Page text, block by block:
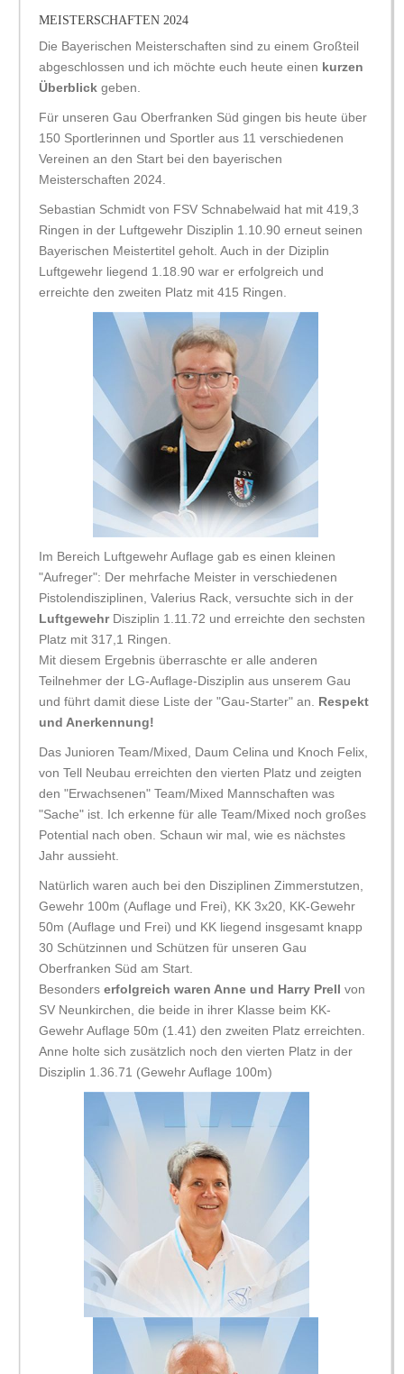
MEISTERSCHAFTEN 2024
Die Bayerischen Meisterschaften sind zu einem Großteil
abgeschlossen und ich möchte euch heute einen kurzen
Überblickgeben.
Für unseren Gau Oberfranken Süd gingen bis heute über
150 Sportlerinnen und Sportler aus 11 verschiedenen
Vereinen an den Start bei den bayerischen
Meisterschaften 2024.
Sebastian Schmidt von FSV Schnabelwaid hat mit 419,3
Ringen in der Luftgewehr Disziplin 1.10.90 erneut seinen
Bayerischen Meistertitel geholt. Auch in der Diziplin
Luftgewehr liegend 1.18.90 war er erfolgreich und
erreichte den zweiten Platz mit 415 Ringen.
Im Bereich Luftgewehr Auflage gab es einen kleinen
"Aufreger": Der mehrfache Meister in verschiedenen
Pistolendisziplinen, Valerius Rack, versuchte sich in der
Luftgewehr Disziplin 1.11.72 und erreichte den sechsten
Platz mit 317,1 Ringen.
Mit diesem Ergebnis überraschte er alle anderen
Teilnehmer der LG-Auflage-Disziplin aus unserem Gau
und führt damit diese Liste der "Gau-Starter" an. Respekt
und Anerkennung!
Das Junioren Team/Mixed, Daum Celina und Knoch Felix,
von Tell Neubau erreichten den vierten Platz und zeigten
den "Erwachsenen" Team/Mixed Mannschaften was
"Sache" ist. Ich erkenne für alle Team/Mixed noch großes
Potential nach oben. Schaun wir mal, wie es nächstes
Jahr aussieht.
Natürlich waren auch bei den Disziplinen Zimmerstutzen,
Gewehr 100m (Auflage und Frei), KK 3x20, KK-Gewehr
50m (Auflage und Frei) und KK liegend insgesamt knapp
30 Schützinnen und Schützen für unseren Gau
Oberfranken Süd am Start.
Besonderserfolgreich waren Anne und Harry Prell von
SV Neunkirchen, die beide in ihrer Klasse beim KK-
Gewehr Auflage 50m (1.41) den zweiten Platz erreichten.
Anne holte sich zusätzlich noch den vierten Platz in der
Disziplin 1.36.71 (Gewehr Auflage 100m)